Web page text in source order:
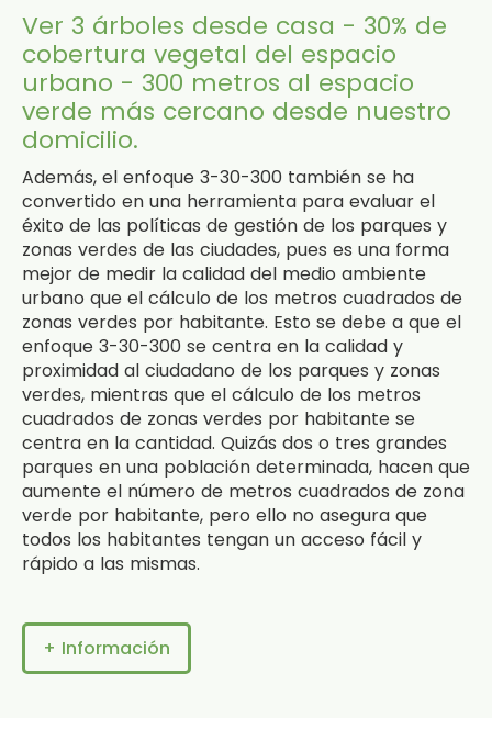
Ver 3 árboles desde casa - 30% de
cobertura vegetal del espacio
urbano - 300 metros al espacio
verde más cercano desde nuestro
domicilio.
Además, el enfoque 3-30-300 también se ha
convertido en una herramienta para evaluar el
éxito de las políticas de gestión de los parques y
zonas verdes de las ciudades, pues es una forma
mejor de medir la calidad del medio ambiente
urbano que el cálculo de los metros cuadrados de
zonas verdes por habitante. Esto se debe a que el
enfoque 3-30-300 se centra en la calidad y
proximidad al ciudadano de los parques y zonas
verdes, mientras que el cálculo de los metros
cuadrados de zonas verdes por habitante se
centra en la cantidad. Quizás dos o tres grandes
parques en una población determinada, hacen que
aumente el número de metros cuadrados de zona
verde por habitante, pero ello no asegura que
todos los habitantes tengan un acceso fácil y
rápido a las mismas.
+ Información